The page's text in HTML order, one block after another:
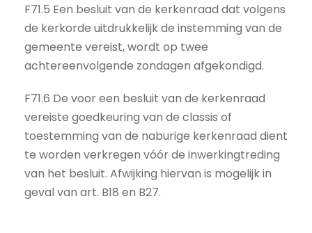
F71.5 Een besluit van de kerkenraad dat volgens
de kerkorde uitdrukkelijk de instemming van de
gemeente vereist, wordt op twee
achtereenvolgende zondagen afgekondigd.
F71.6 De voor een besluit van de kerkenraad
vereiste goedkeuring van de classis of
toestemming van de naburige kerkenraad dient
te worden verkregen vóór de inwerkingtreding
van het besluit. Afwijking hiervan is mogelijk in
geval van art. B18 en B27.